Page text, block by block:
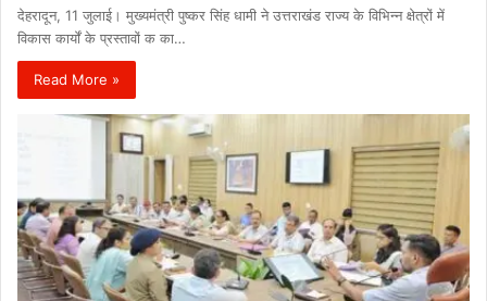
देहरादून, 11 जुलाई। मुख्यमंत्री पुष्कर सिंह धामी ने उत्तराखंड राज्य के विभिन्न क्षेत्रों में
विकास कार्यों के प्रस्तावों क का…
Read More »